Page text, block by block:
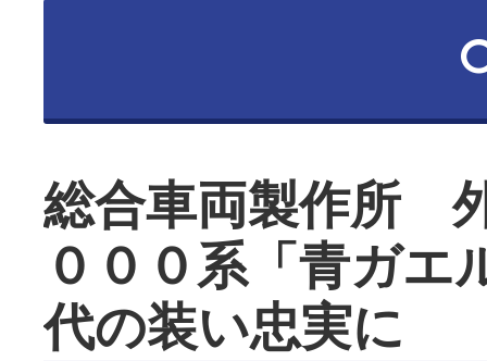
総合車両製作所
０００系「青ガ
代の装い忠実に